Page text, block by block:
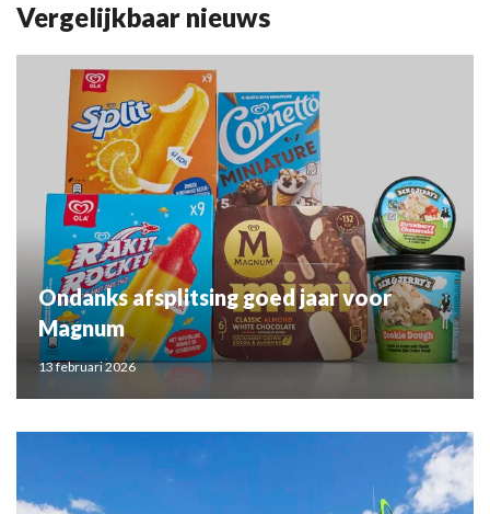
Vergelijkbaar nieuws
Ondanks afsplitsing goed jaar voor
Magnum
13 februari 2026